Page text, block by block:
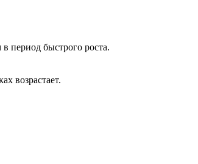
период быстрого роста.
возрастает.